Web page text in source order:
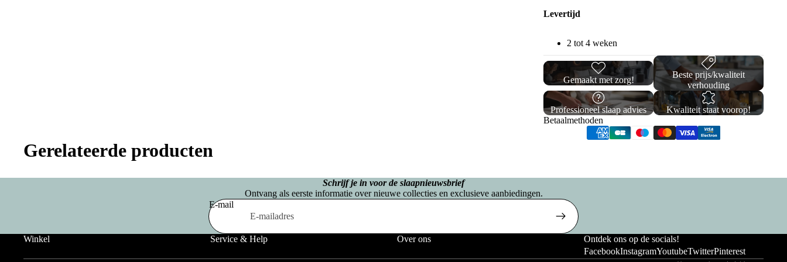
dems
Boxspring
s
Tweepersoons
Levertijd
2 tot 4 weken
Gemaakt met zorg!
Beste prijs/kwaliteit
verhouding
Professioneel slaap advies
Kwaliteit staat voorop!
Betaalmethoden
Gerelateerde producten
Schrijf je in voor de slaapnieuwsbrief
Ontvang als eerste informatie over nieuwe collecties en exclusieve aanbiedingen.
E-mail
Winkel Service & Help Over ons
Ontdek ons op de socials!
FacebookInstagramYoutubeTwitterPinterest
Verzendbeleid